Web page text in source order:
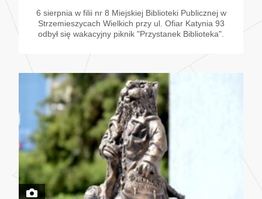
6 sierpnia w filii nr 8 Miejskiej Biblioteki Publicznej w
Strzemieszycach Wielkich przy ul. Ofiar Katynia 93
odbył się wakacyjny piknik "Przystanek Biblioteka".